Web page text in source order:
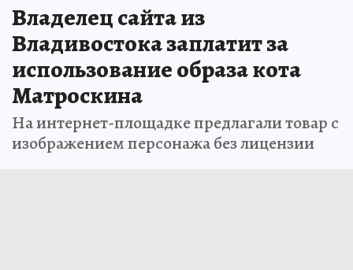
Владелец сайта из
Владивостока заплатит за
использование образа кота
Матроскина
На интернет-площадке предлагали товар с
изображением персонажа без лицензии